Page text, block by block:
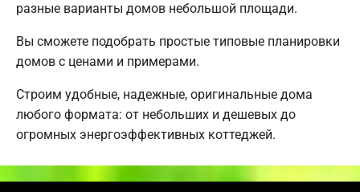
разные варианты домов небольшой площади.
Вы сможете подобрать простые типовые планировки
домов с ценами и примерами.
Строим удобные, надежные, оригинальные дома
любого формата: от небольших и дешевых до
огромных энергоэффективных коттеджей.